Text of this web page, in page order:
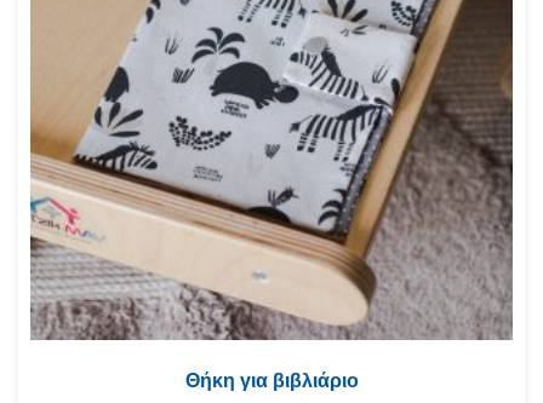
Θήκη για βιβλιάριο